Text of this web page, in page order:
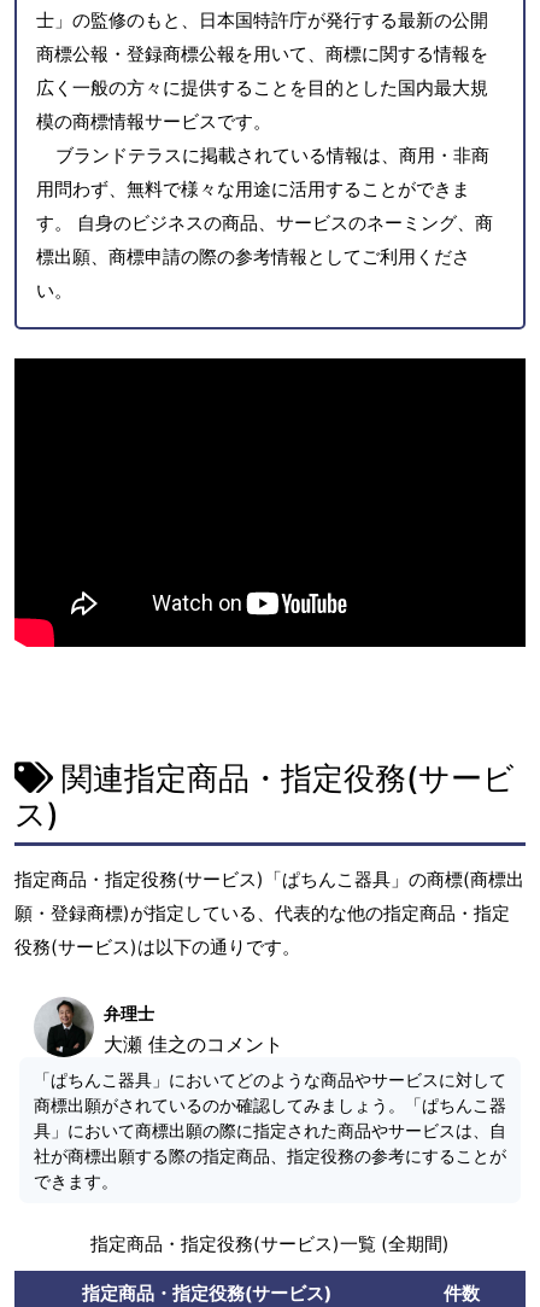
士」の監修のもと、日本国特許庁が発行する最新の公開
商標公報・登録商標公報を用いて、商標に関する情報を
広く一般の方々に提供することを目的とした国内最大規
模の商標情報サービスです。
ブランドテラスに掲載されている情報は、商用・非商
用問わず、無料で様々な用途に活用することができま
す。 自身のビジネスの商品、サービスのネーミング、商
標出願、商標申請の際の参考情報としてご利用くださ
い。
関連指定商品・指定役務(サービ
ス)
指定商品・指定役務(サービス)「ぱちんこ器具」の商標(商標出
願・登録商標)が指定している、代表的な他の指定商品・指定
役務(サービス)は以下の通りです。
弁理士
大瀬 佳之のコメント
「ぱちんこ器具」においてどのような商品やサービスに対して
商標出願がされているのか確認してみましょう。「ぱちんこ器
具」において商標出願の際に指定された商品やサービスは、自
社が商標出願する際の指定商品、指定役務の参考にすることが
できます。
指定商品・指定役務(サービス)一覧 (全期間)
指定商品・指定役務(サービス) 件数